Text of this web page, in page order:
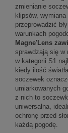
zmienianie
klipsów,
przeprowadzić
warunkach
Magne'Lens
sprawdzają się w
w kategorii S1
kiedy ilość
soczewek
umiarkowanych
z nich to
uniwersalna,
ochronę przed
każdą pogodę.